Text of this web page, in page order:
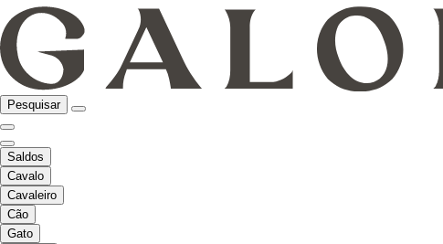
Pesquisar
Saldos
Cavalo
Cavaleiro
Cão
Gato